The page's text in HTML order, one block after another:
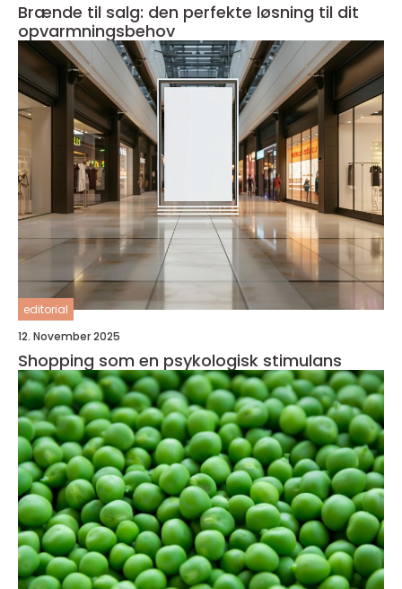
Brænde til salg: den perfekte løsning til dit
opvarmningsbehov
editorial
12. November 2025
Shopping som en psykologisk stimulans